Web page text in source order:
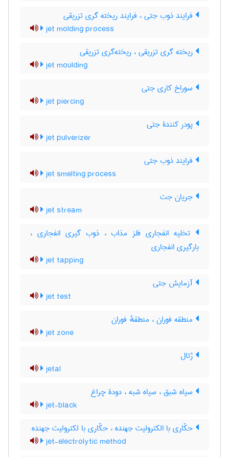
فرایند ذوب جتی ، فرایند ریخته گری تزریقی
jet molding process
ریخته گری تزریقی ، ریخته‌گری تزریقی
jet moulding
سوراخ کاری جتی
jet piercing
پودر کنندۀ جتی
jet pulverizer
فرایند ذوب جتی
jet smelting process
جریان جت
jet stream
تخلیه انفجاری فلز مذاب ، ذوب گیری انفجاری ،
بارگیری انفجاری
jet tapping
آزمایش جتی
jet test
منطقه فوران ، منطقهٔ فوران
jet zone
ژتال
jetal
سیاه شبق ، سیاه شبه ، دودۀ چراغ
jet-black
حکّاری با الکترولیت جهنده ، حکّاری با لکترولیت جهنده
jet-electrolytic method